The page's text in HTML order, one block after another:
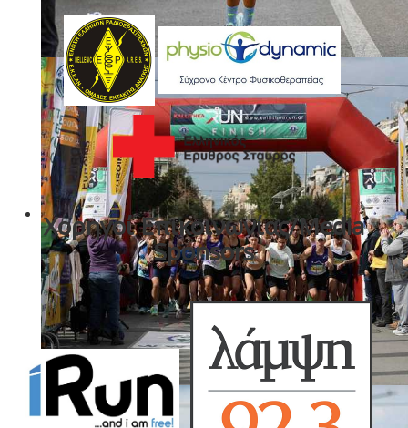
Χορηγοί Επικοινωνίας/Media
Sponsors